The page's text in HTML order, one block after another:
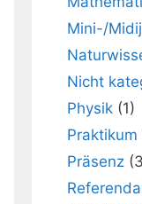
Mini-/
Nicht
Physik (1)
Praktikum
Präsenz